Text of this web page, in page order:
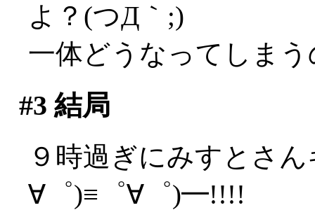
よ？(つД｀;)
一体どうなってしま
#3 結局
９時過ぎにみすとさ
∀゜)≡゜∀゜)━!!!!